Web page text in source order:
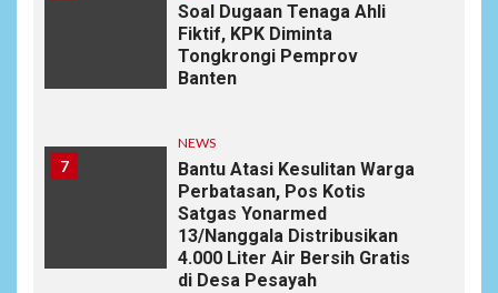
Soal Dugaan Tenaga Ahli
Fiktif, KPK Diminta
Tongkrongi Pemprov
Banten
7
NEWS
Bantu Atasi Kesulitan Warga
Perbatasan, Pos Kotis
Satgas Yonarmed
13/Nanggala Distribusikan
4.000 Liter Air Bersih Gratis
di Desa Pesayah